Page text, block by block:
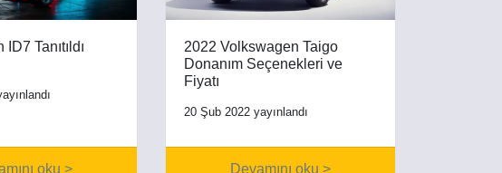
Tanıtıldı
oku >
2022 Volkswagen Taigo
Donanım Seçenekleri ve
Fiyatı
20 Şub 2022 yayınlandı
Devamını oku >